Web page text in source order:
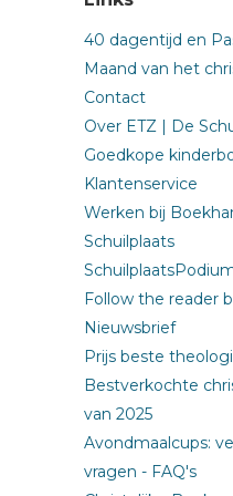
40 dagentijd en
Maand van het
Contact
Over ETZ | De
Goedkope
Klantenservice
Werken bij
Schuilplaats
Follow the reader
Nieuwsbrief
Prijs beste
Bestverkochte
van 2025
Avondmaalcups:
vragen - FAQ's